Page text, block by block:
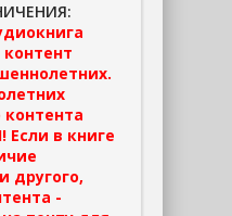
в книге
другого,
-